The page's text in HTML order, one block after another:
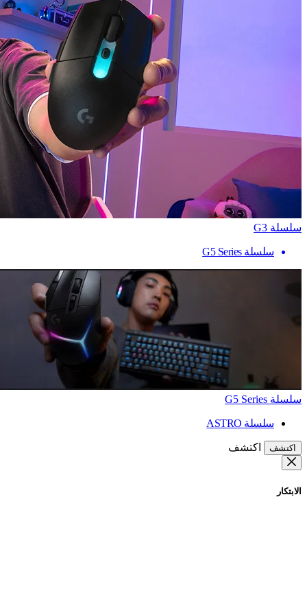
سلسلة G3
سلسلة G5 Series
سلسلة G5 Series
سلسلة ASTRO
اكتشف اكتشف
الابتكار